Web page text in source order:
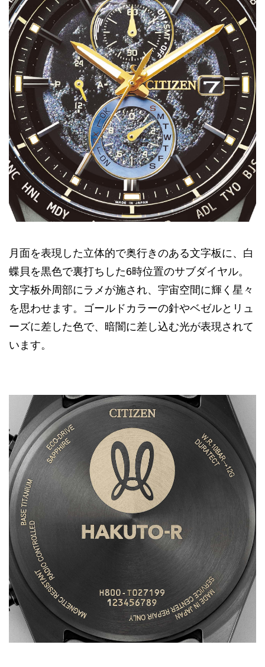
月面を表現した立体的で奥行きのある文字板に、白
蝶貝を黒色で裏打ちした6時位置のサブダイヤル。
文字板外周部にラメが施され、宇宙空間に輝く星々
を思わせます。ゴールドカラーの針やベゼルとリュ
ーズに差した色で、暗闇に差し込む光が表現されて
います。